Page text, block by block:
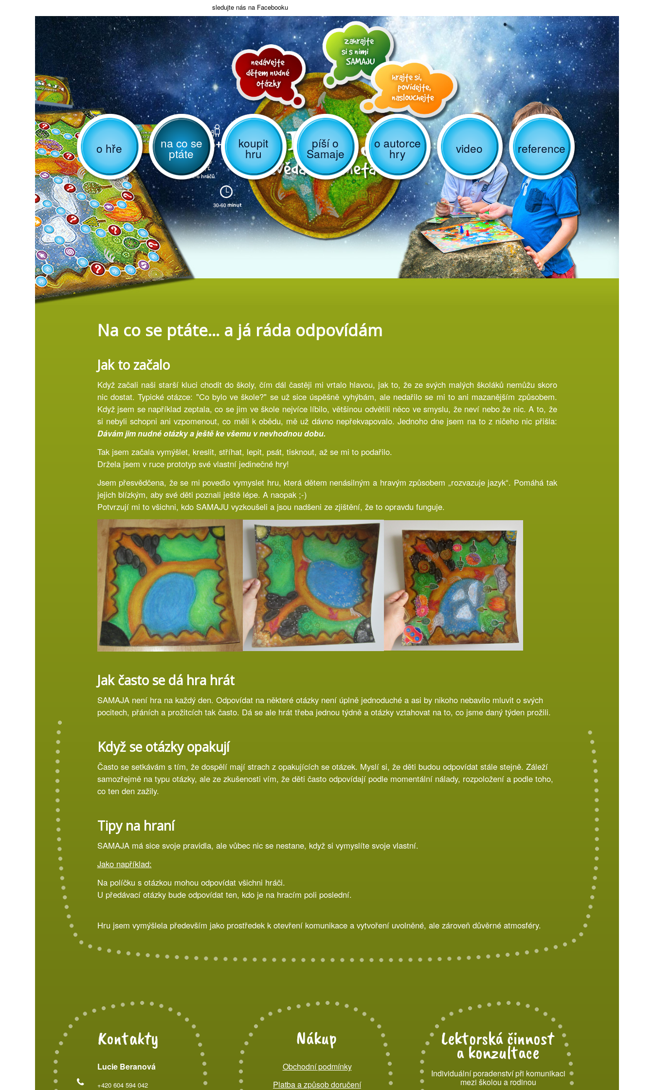
sledujte nás na Facebooku
o hře na co se
ptáte
koupit
hru
píší o
Samaje
o autorce
hry video reference
Na co se ptáte... a já ráda odpovídám
Jak to začalo
Když začali naši starší kluci chodit do školy, čím dál častěji mi vrtalo hlavou, jak to, že ze svých malých školáků nemůžu skoro
nic dostat. Typické otázce: "Co bylo ve škole?" se už sice úspěšně vyhýbám, ale nedařilo se mi to ani mazanějším způsobem.
Když jsem se například zeptala, co se jim ve škole nejvíce líbilo, většinou odvětili něco ve smyslu, že neví nebo že nic. A to, že
si nebyli schopni ani vzpomenout, co měli k obědu, mě už dávno nepřekvapovalo. Jednoho dne jsem na to z ničeho nic přišla:
Dávám jim nudné otázky a ještě ke všemu v nevhodnou dobu.
Tak jsem začala vymýšlet, kreslit, stříhat, lepit, psát, tisknout, až se mi to podařilo.
Držela jsem v ruce prototyp své vlastní jedinečné hry!
Jsem přesvědčena, že se mi povedlo vymyslet hru, která dětem nenásilným a hravým způsobem „rozvazuje jazyk“. Pomáhá tak
jejich blízkým, aby své děti poznali ještě lépe. A naopak ;-)
Potvrzují mi to všichni, kdo SAMAJU vyzkoušeli a jsou nadšeni ze zjištění, že to opravdu funguje.
Jak často se dá hra hrát
SAMAJA není hra na každý den. Odpovídat na některé otázky není úplně jednoduché a asi by nikoho nebavilo mluvit o svých
pocitech, přáních a prožitcích tak často. Dá se ale hrát třeba jednou týdně a otázky vztahovat na to, co jsme daný týden prožili.
Když se otázky opakují
Často se setkávám s tím, že dospělí mají strach z opakujících se otázek. Myslí si, že děti budou odpovídat stále stejně. Záleží
samozřejmě na typu otázky, ale ze zkušenosti vím, že děti často odpovídají podle momentální nálady, rozpoložení a podle toho,
co ten den zažily.
Tipy na hraní
SAMAJA má sice svoje pravidla, ale vůbec nic se nestane, když si vymyslíte svoje vlastní.
Jako například:
Na políčku s otázkou mohou odpovídat všichni hráči.
U předávací otázky bude odpovídat ten, kdo je na hracím poli poslední.
Hru jsem vymýšlela především jako prostředek k otevření komunikace a vytvoření uvolněné, ale zároveň důvěrné atmosféry.
Kontakty
Lucie Beranová
+420 604 594 042
Nákup
Obchodní podmínky
Platba a způsob doručení
Lektorská činnost
a konzultace
Individuální poradenství při komunikaci
mezi školou a rodinou